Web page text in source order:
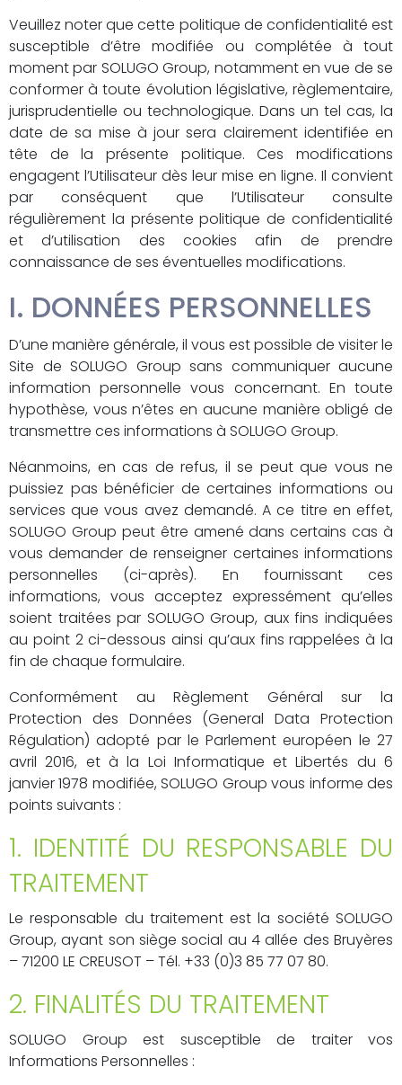
Veuillez noter que cette politique de confidentialité est
susceptible d’être modifiée ou complétée à tout
moment par SOLUGO Group, notamment en vue de se
conformer à toute évolution législative, règlementaire,
jurisprudentielle ou technologique. Dans un tel cas, la
date de sa mise à jour sera clairement identifiée en
tête de la présente politique. Ces modifications
engagent l’Utilisateur dès leur mise en ligne. Il convient
par conséquent que l’Utilisateur consulte
régulièrement la présente politique de confidentialité
et d’utilisation des cookies afin de prendre
connaissance de ses éventuelles modifications.
I. DONNÉES PERSONNELLES
D’une manière générale, il vous est possible de visiter le
Site de SOLUGO Group sans communiquer aucune
information personnelle vous concernant. En toute
hypothèse, vous n’êtes en aucune manière obligé de
transmettre ces informations à SOLUGO Group.
Néanmoins, en cas de refus, il se peut que vous ne
puissiez pas bénéficier de certaines informations ou
services que vous avez demandé. A ce titre en effet,
SOLUGO Group peut être amené dans certains cas à
vous demander de renseigner certaines informations
personnelles (ci-après). En fournissant ces
informations, vous acceptez expressément qu’elles
soient traitées par SOLUGO Group, aux fins indiquées
au point 2 ci-dessous ainsi qu’aux fins rappelées à la
fin de chaque formulaire.
Conformément au Règlement Général sur la
Protection des Données (General Data Protection
Régulation) adopté par le Parlement européen le 27
avril 2016, et à la Loi Informatique et Libertés du 6
janvier 1978 modifiée, SOLUGO Group vous informe des
points suivants :
1. IDENTITÉ DU RESPONSABLE DU
TRAITEMENT
Le responsable du traitement est la société SOLUGO
Group, ayant son siège social au 4 allée des Bruyères
– 71200 LE CREUSOT – Tél. +33 (0)3 85 77 07 80.
2. FINALITÉS DU TRAITEMENT
SOLUGO Group est susceptible de traiter vos
Informations Personnelles :